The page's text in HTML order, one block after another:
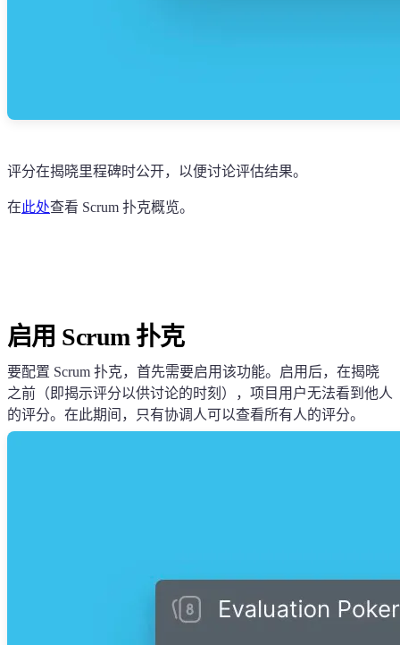
评分在揭晓里程碑时公开，以便讨论评估结果。
在此处查看 Scrum 扑克概览。
启用 Scrum 扑克
要配置 Scrum 扑克，首先需要启用该功能。启用后，在揭晓
之前（即揭示评分以供讨论的时刻），项目用户无法看到他人
的评分。在此期间，只有协调人可以查看所有人的评分。